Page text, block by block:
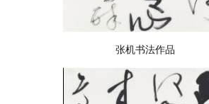
张机书法作品